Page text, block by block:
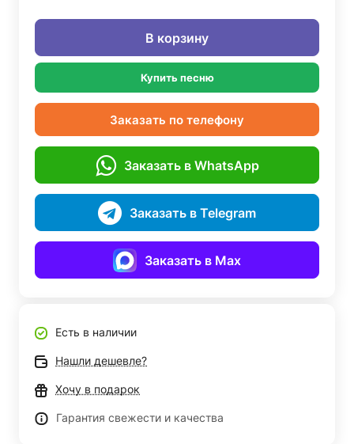
В корзину
Купить песню
Заказать по телефону
Заказать в WhatsApp
Заказать в Telegram
Заказать в Max
Есть в наличии
Нашли дешевле?
Хочу в подарок
Гарантия свежести и качества